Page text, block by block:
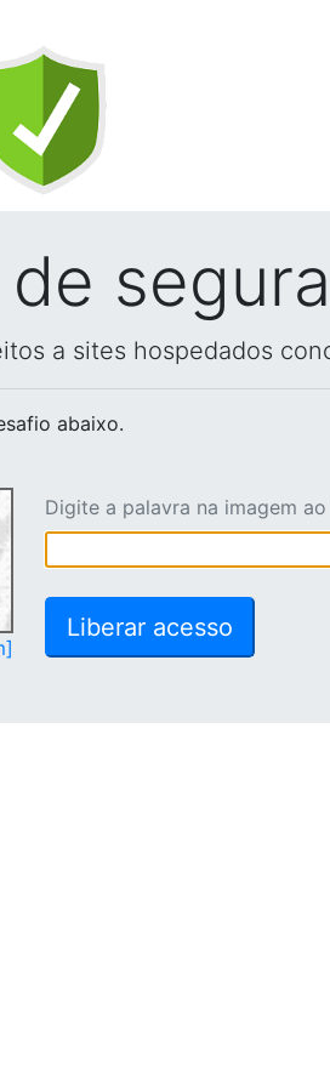
a sites hospedados
abaixo.
Digite a palavra na imagem